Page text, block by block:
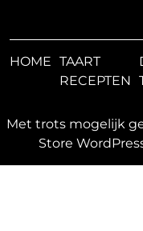
HOME TAART
RECEPTEN
Met trots mogelijk
Store